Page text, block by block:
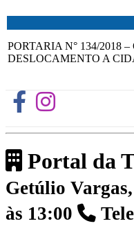
PORTARIA N° 134/2018
DESLOCAMENTO A
Portal da
Getúlio
às 13:00